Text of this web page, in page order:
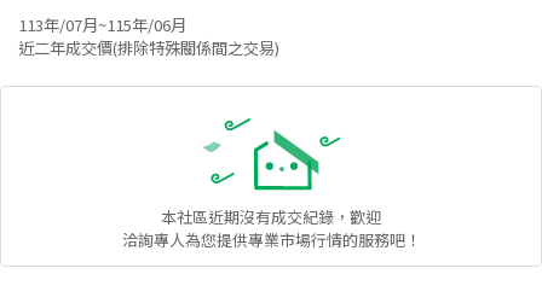
113年/07月~115年/06月
近二年成交價(排除特殊關係間之交易)
本社區近期沒有成交紀錄，歡迎
洽詢專人為您提供專業市場行情的服務吧！